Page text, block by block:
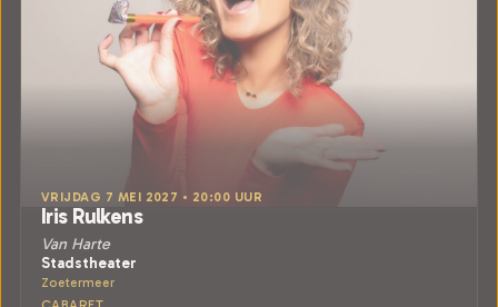
VRIJDAG 7 MEI 2027 • 20:00 UUR
Iris Rulkens
Van Harte
Stadstheater
Zoetermeer